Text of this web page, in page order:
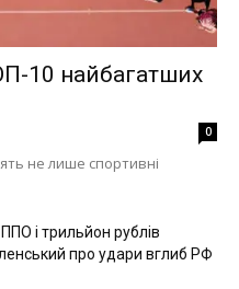
10 найбагатших
0
не лише спортивні
і трильйон рублів
про удари вглиб РФ